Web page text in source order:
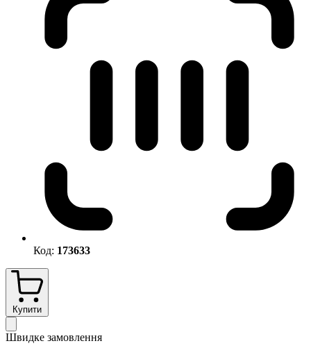
Код: 173633
Купити
Швидке замовлення